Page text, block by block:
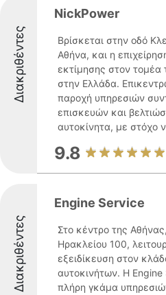
Διακριθέντες
NickPower
Βρίσκεται στην οδό
Αθήνα, και η
εκτίμησης στον τομέα
στην Ελλάδα.
παροχή υπηρεσιών
επισκευών και
αυτοκίνητα, με στόχο
9.8
Διακριθέντες
Engine Service
Στο κέντρο της
Ηρακλείου 100,
εξειδίκευση στον
αυτοκινήτων. Η Engine
πλήρη γκάμα